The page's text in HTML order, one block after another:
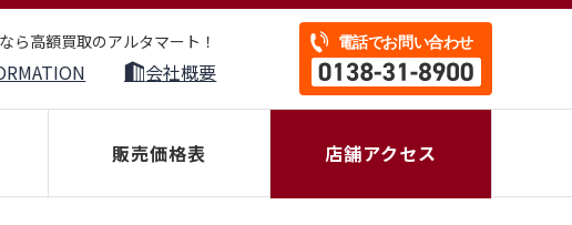
ら高額買取のアルタマート！
会社概要
販売価格表 店舗アクセス